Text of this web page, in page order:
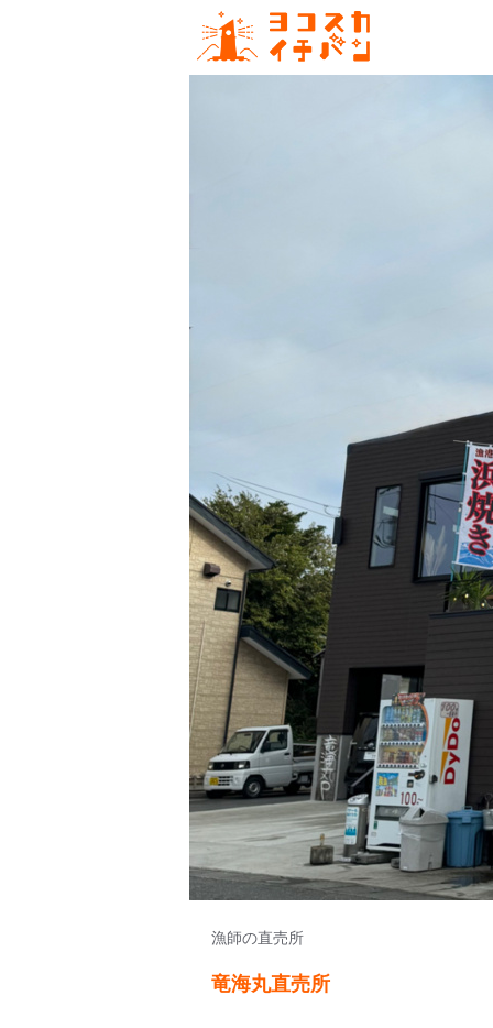
漁師の直売所
竜海丸直売所